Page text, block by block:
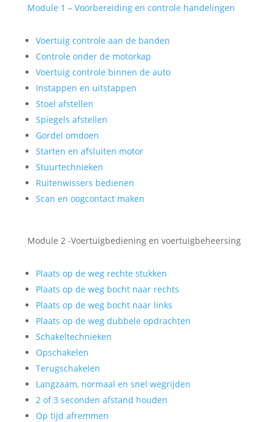
Module 1 – Voorbereiding en controle handelingen
Voertuig controle aan de banden
Controle onder de motorkap
Voertuig controle binnen de auto
Instappen en uitstappen
Stoel afstellen
Spiegels afstellen
Gordel omdoen
Starten en afsluiten motor
Stuurtechnieken
Ruitenwissers bedienen
Scan en oogcontact maken
Module 2 -Voertuigbediening en voertuigbeheersing
Plaats op de weg rechte stukken
Plaats op de weg bocht naar rechts
Plaats op de weg bocht naar links
Plaats op de weg dubbele opdrachten
Schakeltechnieken
Opschakelen
Terugschakelen
Langzaam, normaal en snel wegrijden
2 of 3 seconden afstand houden
Op tijd afremmen